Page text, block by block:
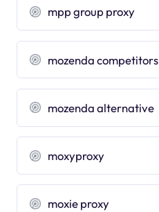
mpp group proxy
mozenda competitors
mozenda alternative
moxyproxy
moxie proxy